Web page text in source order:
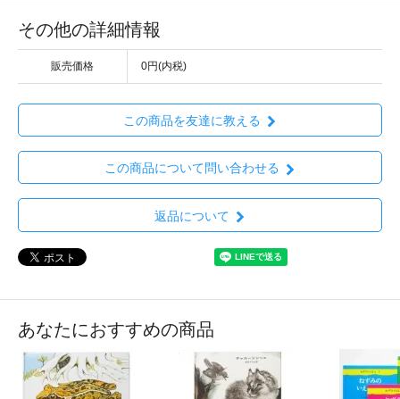
その他の詳細情報
販売価格 0円(内税)
この商品を友達に教える
この商品について問い合わせる
返品について
あなたにおすすめの商品